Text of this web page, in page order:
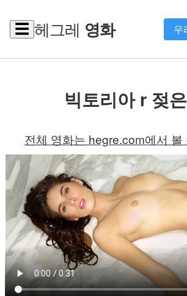
☰ 헤그레 영화 우
빅토리아 r 젖
전체 영화는 hegre.com에서 볼